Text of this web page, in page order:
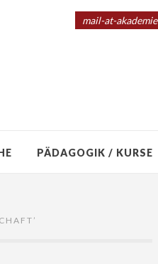
mail-at-
PÄDAGOGIK / KURSE
’